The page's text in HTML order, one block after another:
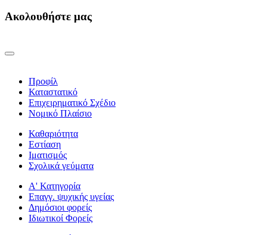
Ακολουθήστε μας
Προφίλ
Καταστατικό
Επιχειρηματικό Σχέδιο
Νομικό Πλαίσιο
Καθαριότητα
Εστίαση
Ιματισμός
Σχολικά γεύματα
Α' Κατηγορία
Επαγγ. ψυχικής υγείας
Δημόσιοι φορείς
Ιδιωτικοί Φορείς